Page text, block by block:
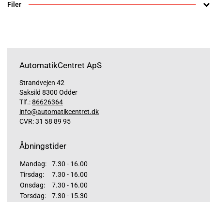
Filer
AutomatikCentret ApS
Strandvejen 42
Saksild 8300 Odder
Tlf.:86626364
info@automatikcentret.dk
CVR: 31 58 89 95
Åbningstider
Mandag:
7.30 - 16.00
Tirsdag:
7.30 - 16.00
Onsdag:
7.30 - 16.00
Torsdag:
7.30 - 15.30